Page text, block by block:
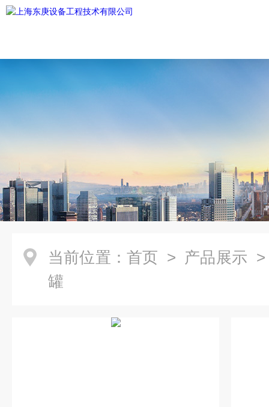
当前位置： 首页 > 产品展示
罐